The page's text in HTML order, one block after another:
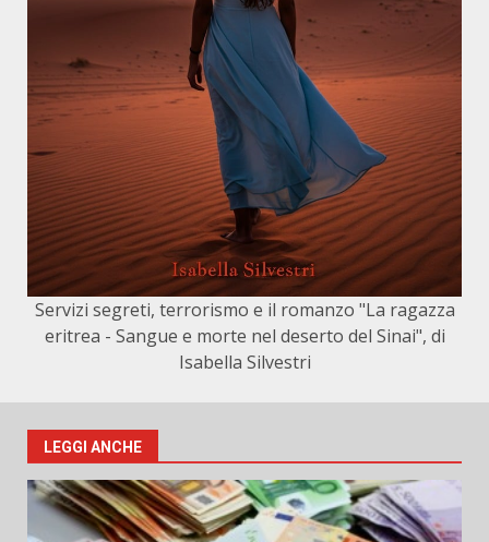
Servizi segreti, terrorismo e il romanzo "La ragazza
eritrea - Sangue e morte nel deserto del Sinai", di
Isabella Silvestri
LEGGI ANCHE